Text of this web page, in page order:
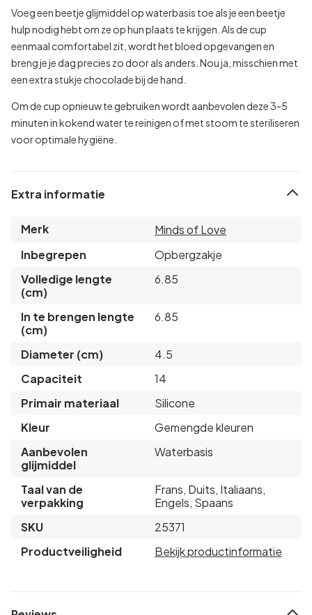
Voeg een beetje glijmiddel op waterbasis toe als je een beetje
hulp nodig hebt om ze op hun plaats te krijgen. Als de cup
eenmaal comfortabel zit, wordt het bloed opgevangen en
breng je je dag precies zo door als anders. Nou ja, misschien met
een extra stukje chocolade bij de hand.
Om de cup opnieuw te gebruiken wordt aanbevolen deze 3-5
minuten in kokend water te reinigen of met stoom te steriliseren
voor optimale hygiëne.
Extra informatie
Merk
Minds of Love
Inbegrepen
Opbergzakje
Volledige lengte
(cm)
6.85
In te brengen lengte
(cm)
6.85
Diameter (cm)
4.5
Capaciteit
14
Primair materiaal
Silicone
Kleur
Gemengde kleuren
Aanbevolen
glijmiddel
Waterbasis
Taal van de
verpakking
Frans, Duits, Italiaans,
Engels, Spaans
SKU
25371
Productveiligheid
Bekijk productinformatie